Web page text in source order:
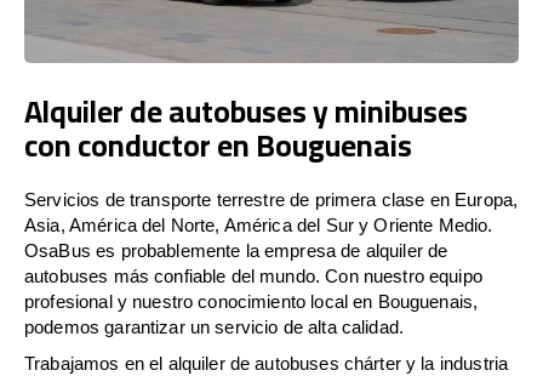
Alquiler de autobuses y minibuses
con conductor en Bouguenais
Servicios de transporte terrestre de primera clase en Europa,
Asia, América del Norte, América del Sur y Oriente Medio.
OsaBus es probablemente la empresa de alquiler de
autobuses más confiable del mundo. Con nuestro equipo
profesional y nuestro conocimiento local en Bouguenais,
podemos garantizar un servicio de alta calidad.
Trabajamos en el alquiler de autobuses chárter y la industria